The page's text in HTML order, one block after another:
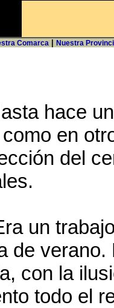
Comarca Nuestra
hace
en
del
trabajo
de verano.
con la
todo el